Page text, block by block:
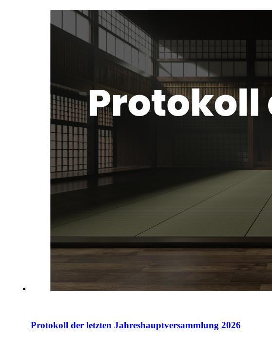
Protokoll der letzten Jahreshauptversammlung 2026